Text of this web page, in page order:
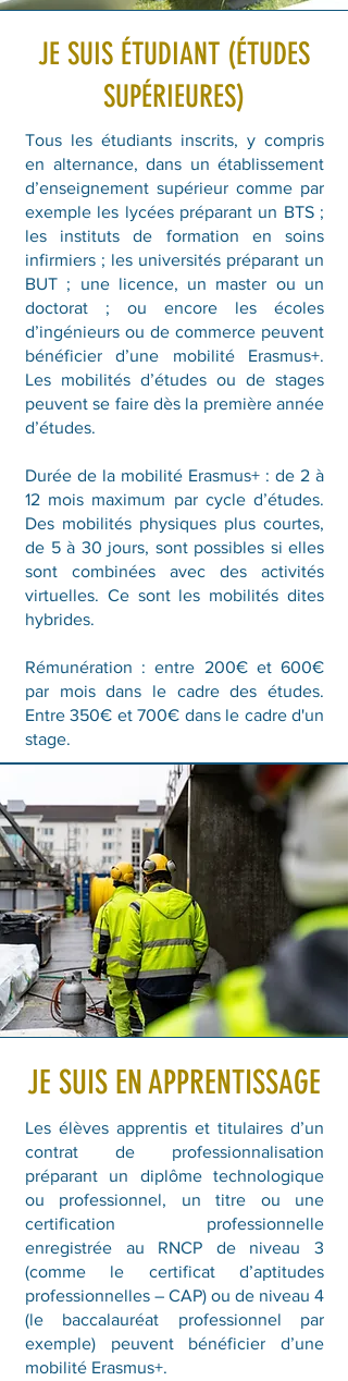
JE SUIS ÉTUDIANT (ÉTUDES
SUPÉRIEURES)
Tous les étudiants inscrits, y compris
en alternance, dans un établissement
d’enseignement supérieur comme par
exemple les lycées préparant un BTS ;
les instituts de formation en soins
infirmiers ; les universités préparant un
BUT ; une licence, un master ou un
doctorat ; ou encore les écoles
d’ingénieurs ou de commerce peuvent
bénéficier d’une mobilité Erasmus+.
Les mobilités d’études ou de stages
peuvent se faire dès la première année
d’études.
Durée de la mobilité Erasmus+ : de 2 à
12 mois maximum par cycle d’études.
Des mobilités physiques plus courtes,
de 5 à 30 jours, sont possibles si elles
sont combinées avec des activités
virtuelles. Ce sont les mobilités dites
hybrides.
Rémunération : entre 200€ et 600€
par mois dans le cadre des études.
Entre 350€ et 700€ dans le cadre d'un
stage.
JE SUIS EN APPRENTISSAGE
Les élèves apprentis et titulaires d’un
contrat de professionnalisation
préparant un diplôme technologique
ou professionnel, un titre ou une
certification professionnelle
enregistrée au RNCP de niveau 3
(comme le certificat d’aptitudes
professionnelles – CAP) ou de niveau 4
(le baccalauréat professionnel par
exemple) peuvent bénéficier d’une
mobilité Erasmus+.